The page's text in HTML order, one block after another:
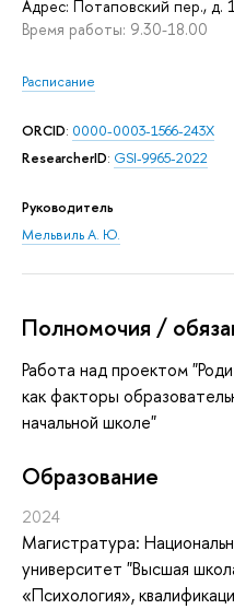
Адрес: Потаповский пер., д.
Время работы: 9.30-18.00
Расписание
ORCID: 0000-0003-1566-243X
ResearcherID: GSI-9965-2022
Руководитель
Мельвиль А. Ю.
Полномочия /
Работа над проектом
как факторы
начальной школе"
Oбразование
2024
Магистратура:
университет "Высшая
«Психология»,